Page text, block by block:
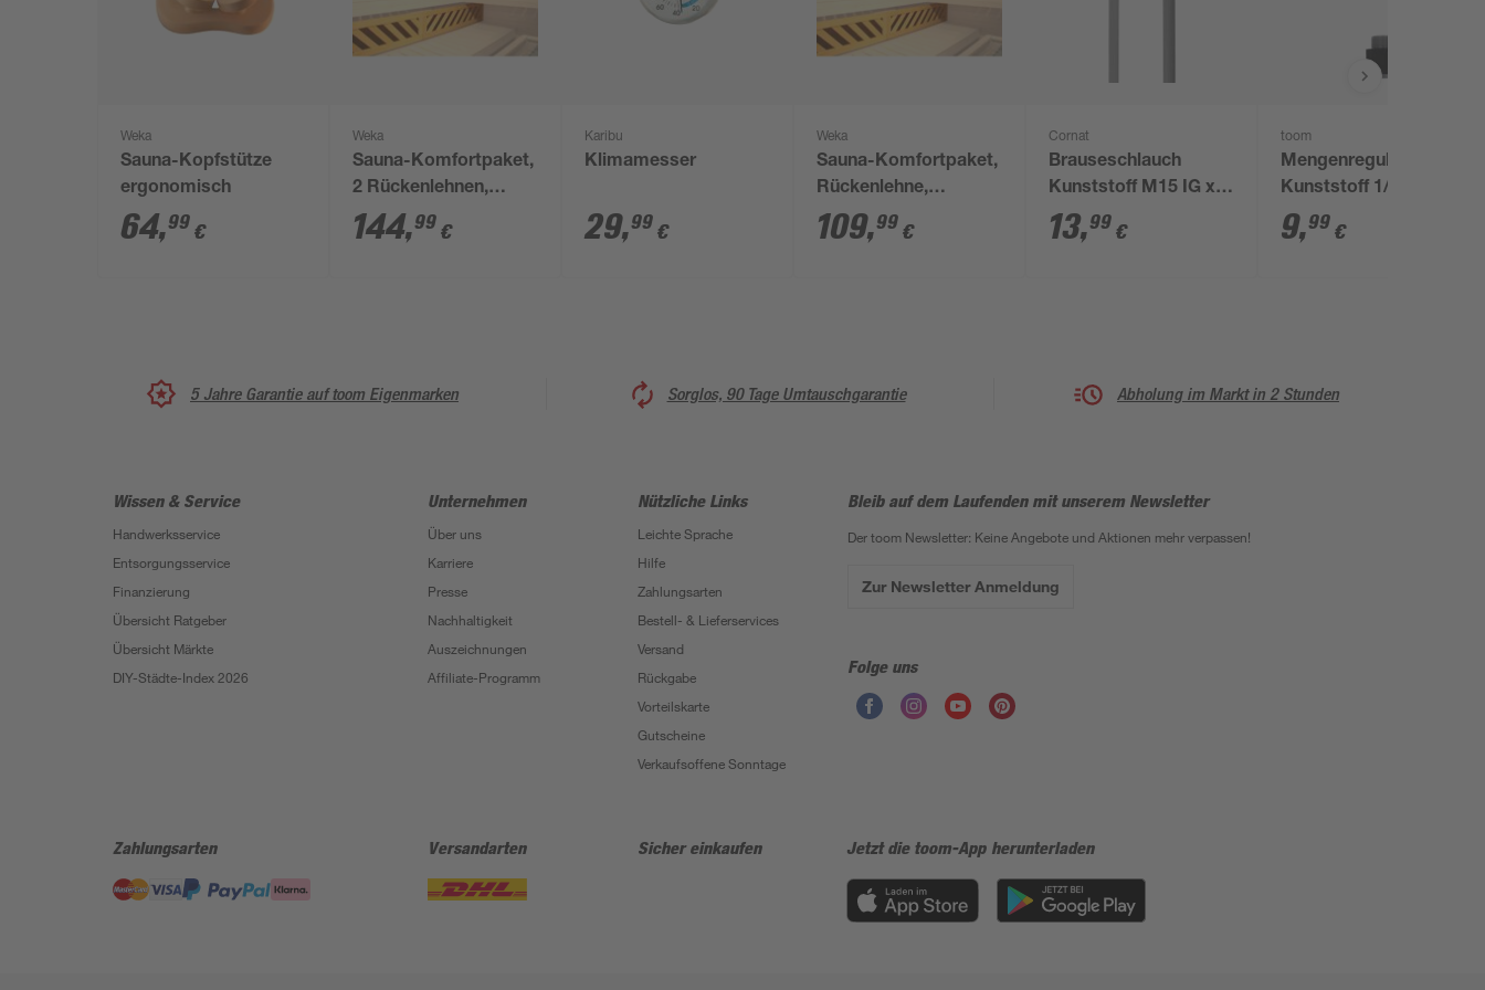
Weka
Sauna-Kopfstütze
ergonomisch
64,99 €
Weka
Sauna-Komfortpaket,
2 Rückenlehnen,
Liegenblende
144,99 €
Karibu
Klimamesser
29,99 €
Weka
Sauna-Komfortpaket,
Rückenlehne,
Liegenblende
109,99 €
Cornat
Brauseschlauch
Kunststoff M15 IG x
1/2" AG, 150 cm
13,99 €
toom
Mengenregulierer
Kunststoff 1/2"
9,99 €
5 Jahre Garantie auf toom Eigenmarken Sorglos, 90 Tage Umtauschgarantie Abholung im Markt in 2 Stunden
Wissen & Service
Handwerksservice
Entsorgungsservice
Finanzierung
Übersicht Ratgeber
Übersicht Märkte
DIY-Städte-Index 2026
Unternehmen
Über uns
Karriere
Presse
Nachhaltigkeit
Auszeichnungen
Affiliate-Programm
Nützliche Links
Leichte Sprache
Hilfe
Zahlungsarten
Bestell- & Lieferservices
Versand
Rückgabe
Vorteilskarte
Gutscheine
Verkaufsoffene Sonntage
Bleib auf dem Laufenden mit unserem Newsletter
Der toom Newsletter: Keine Angebote und Aktionen mehr verpassen!
Zur Newsletter Anmeldung
Folge uns
Zahlungsarten Versandarten Sicher einkaufen Jetzt die toom-App herunterladen